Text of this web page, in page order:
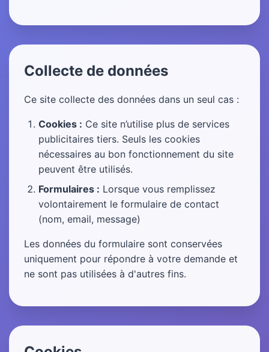
Collecte de données
Ce site collecte des données dans un seul cas :
Cookies : Ce site n’utilise plus de services
publicitaires tiers. Seuls les cookies
nécessaires au bon fonctionnement du site
peuvent être utilisés.
Formulaires : Lorsque vous remplissez
volontairement le formulaire de contact
(nom, email, message)
Les données du formulaire sont conservées
uniquement pour répondre à votre demande et
ne sont pas utilisées à d'autres fins.